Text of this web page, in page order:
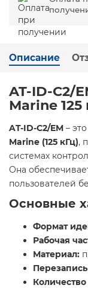
Описание
AT-ID-C2/
Marine
AT-ID-C2/EM –
Marine (125 кГц),
системах
Она
пользователей
Основные
Формат
Рабочая
Материал: